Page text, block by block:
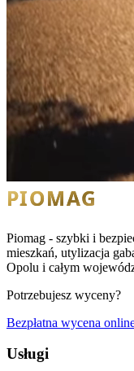
Piomag - szybki i
mieszkań, utylizacja
Opolu i całym
Potrzebujesz wyceny?
Bezpłatna wycena
Usługi